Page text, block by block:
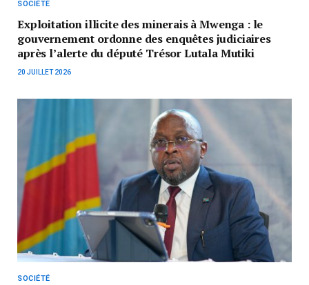
SOCIÉTÉ
Exploitation illicite des minerais à Mwenga : le
gouvernement ordonne des enquêtes judiciaires
après l’alerte du député Trésor Lutala Mutiki
20 JUILLET 2026
SOCIÉTÉ